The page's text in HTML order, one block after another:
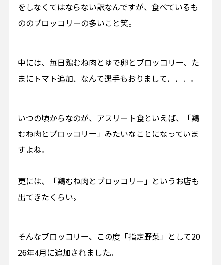
をしなくてはならない訳なんですが、食べているも
ののブロッコリーの多いこと笑。
中には、毎日鶏むね肉とゆで卵とブロッコリー、た
まにトマト追加、なんて選手もおりまして．．．。
いつの頃からなのが、アスリート食といえば、「鶏
むね肉とブロッコリー」みたいなことになっていま
すよね。
更には、「鶏むね肉とブロッコリー」というお店も
出てきたくらい。
そんなブロッコリー、この度「指定野菜」として20
26年4月に追加されました。